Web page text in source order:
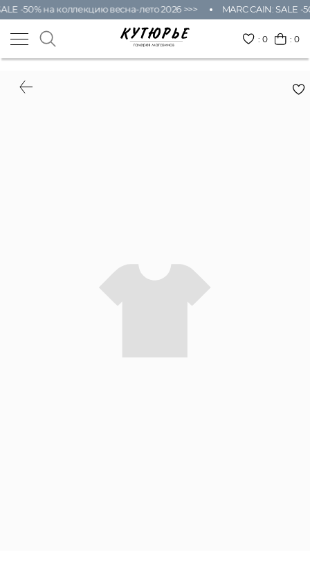
-50% на коллекцию весна-лето 2026 >>> MARC CAIN: SALE -
:0 : 0